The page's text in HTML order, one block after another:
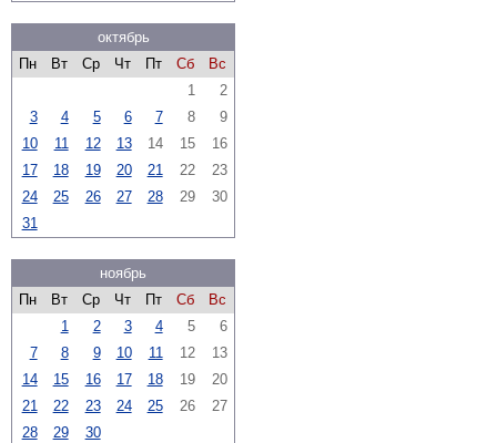
октябрь
Пн
Вт Ср Чт Пт Сб
Вс
1
2
3
4 5 6 7 8
9
10
11 12 13 14 15
16
17
18 19 20 21 22
23
24
25 26 27 28 29
30
31
ноябрь
Пн
Вт Ср Чт Пт Сб
Вс
1
2 3 4 5
6
7
8 9 10 11 12
13
14
15 16 17 18 19
20
21
22 23 24 25 26
27
28
29 30